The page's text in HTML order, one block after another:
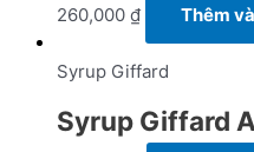
260,000 ₫ Thêm
Syrup Giffard
Syrup Giffard